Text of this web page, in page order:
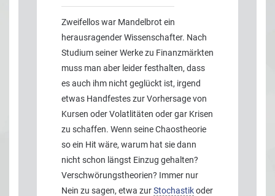
Zweifellos war Mandelbrot ein
herausragender Wissenschafter. Nach
Studium seiner Werke zu Finanzmärkten
muss man aber leider festhalten, dass
es auch ihm nicht geglückt ist, irgend
etwas Handfestes zur Vorhersage von
Kursen oder Volatlitäten oder gar Krisen
zu schaffen. Wenn seine Chaostheorie
so ein Hit wäre, warum hat sie dann
nicht schon längst Einzug gehalten?
Verschwörungstheorien? Immer nur
Nein zu sagen, etwa zurStochastikoder